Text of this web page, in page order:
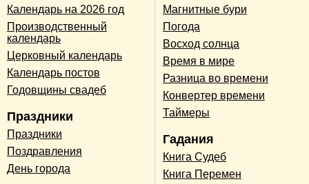
Календарь на 2026 год
Производственный
календарь
Церковный календарь
Календарь постов
Годовщины свадеб
Праздники
Праздники
Поздравления
День города
Магнитные бури
Погода
Восход солнца
Время в мире
Разница во времени
Конвертер времени
Таймеры
Гадания
Книга Судеб
Книга Перемен